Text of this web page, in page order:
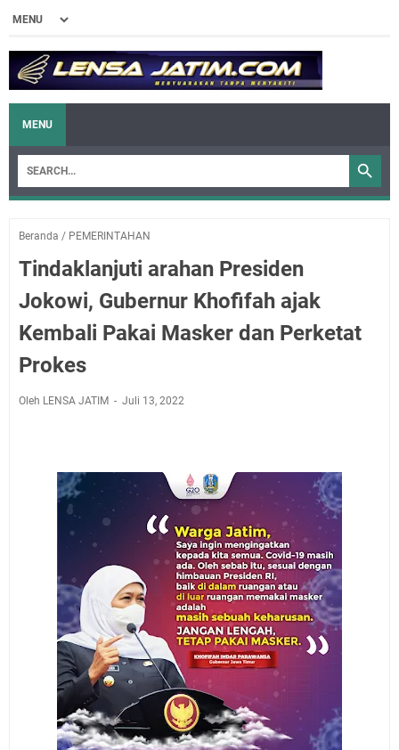
MENU
Beranda / PEMERINTAHAN
Tindaklanjuti arahan Presiden
Jokowi, Gubernur Khofifah ajak
Kembali Pakai Masker dan Perketat
Prokes
Oleh LENSA JATIM Juli 13, 2022